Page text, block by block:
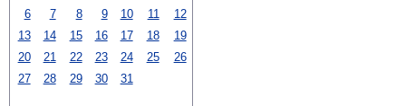
6
7 8 9 10 11
12
13
14 15 16 17 18
19
20
21 22 23 24 25
26
27
28 29 30 31